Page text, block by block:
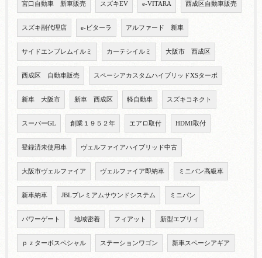
宮口自動車 新車販売 スズキEV e-VITARA 西成区自動車販売
スズキ副代理店 e-ビターラ アルファード 新車
サイドエンブレムイルミ カーテシイルミ 大阪市 西成区
西成区 自動車販売 スペーシアカスタムハイブリッドXSターボ
新車 大阪市 新車 西成区 軽自動車 スズキコネクト
スーパーGL 創業１９５２年 エアロ取付 HDMI取付
登録済未使用車 ヴェルファイアハイブリッド中古
大阪市ヴェルファイア ヴェルファイア即納車 ミニバン高級車
新車納車 JBLプレミアムサウンドシステム ミニバン
パワーゲート 地域密着 フィアット 新型エブリィ
ｐｚターボスペシャル ステーションワゴン 新車スペーシアギア